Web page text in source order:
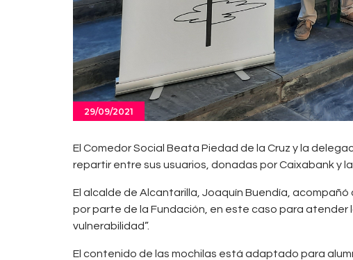
29/09/2021
El Comedor Social Beata Piedad de la Cruz y la
repartir entre sus usuarios, donadas por Caixabank y la
El alcalde de Alcantarilla, Joaquín Buendía,
por parte de la Fundación, en este caso para
vulnerabilidad”.
El contenido de las mochilas está adaptado para